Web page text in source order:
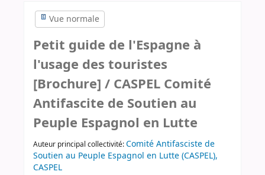
Vue normale
Petit guide de l'Espagne à
l'usage des touristes
[Brochure] / CASPEL Comité
Antifascite de Soutien au
Peuple Espagnol en Lutte
Auteur principal collectivité:Comité Antifasciste de
Soutien au Peuple Espagnol en Lutte (CASPEL),
CASPEL